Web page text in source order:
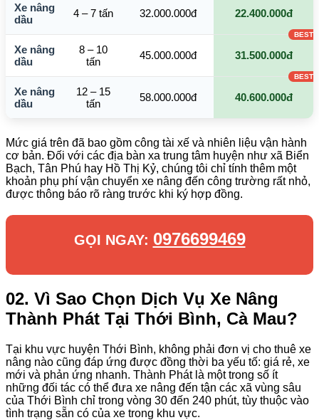
Xe nâng
dầu
4 – 7 tấn 32.000.000đ 22.400.000đ
Xe nâng
dầu
8 – 10
tấn
45.000.000đ 31.500.000đ
Xe nâng
dầu
12 – 15
tấn
58.000.000đ 40.600.000đ
Mức giá trên đã bao gồm công tài xế và nhiên liệu vận hành
cơ bản. Đối với các địa bàn xa trung tâm huyện như xã Biển
Bạch, Tân Phú hay Hồ Thị Kỷ, chúng tôi chỉ tính thêm một
khoản phụ phí vận chuyển xe nâng đến công trường rất nhỏ,
được thông báo rõ ràng trước khi ký hợp đồng.
GỌI NGAY: 0976699469
02. Vì Sao Chọn Dịch Vụ Xe Nâng
Thành Phát Tại Thới Bình, Cà Mau?
Tại khu vực huyện Thới Bình, không phải đơn vị cho thuê xe
nâng nào cũng đáp ứng được đồng thời ba yếu tố: giá rẻ, xe
mới và phản ứng nhanh. Thành Phát là một trong số ít
những đối tác có thể đưa xe nâng đến tận các xã vùng sâu
của Thới Bình chỉ trong vòng 30 đến 240 phút, tùy thuộc vào
tình trạng sẵn có của xe trong khu vực.